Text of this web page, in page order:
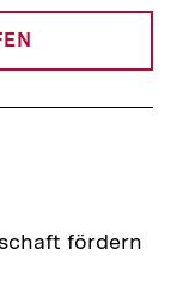
fördern